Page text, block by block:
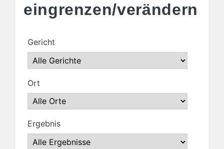
eingrenzen/verändern
Gericht
Ort
Ergebnis